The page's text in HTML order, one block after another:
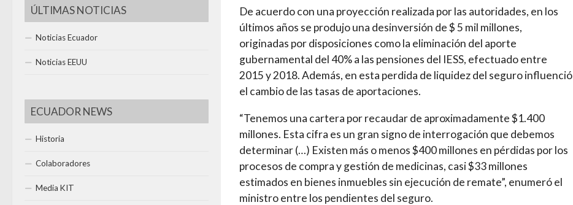
De acuerdo con una proyección realizada por las autoridades, en los
últimos años se produjo una desinversión de $ 5 mil millones,
originadas por disposiciones como la eliminación del aporte
gubernamental del 40% a las pensiones del IESS, efectuado entre
2015 y 2018. Además, en esta perdida de liquidez del seguro influenció
el cambio de las tasas de aportaciones.
“Tenemos una cartera por recaudar de aproximadamente $1.400
millones. Esta cifra es un gran signo de interrogación que debemos
determinar (…) Existen más o menos $400 millones en pérdidas por los
procesos de compra y gestión de medicinas, casi $33 millones
estimados en bienes inmuebles sin ejecución de remate”, enumeró el
ministro entre los pendientes del seguro.
ÚLTIMAS NOTICIAS
Noticias Ecuador
Noticias EEUU
ECUADOR NEWS
Historia
Colaboradores
Media KIT